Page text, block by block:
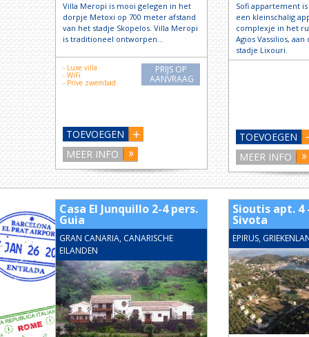
Villa Meropi is mooi gelegen in het
dorpje Metoxi op 700 meter afstand
van het stadje Skopelos. Villa Meropi
is traditioneel ontworpen…
- Luxe villa
- WiFi
- Prive zwembad
PRIJS OP
AANVRAAG
TOEVOEGEN
MEER INFO
Sofi appartement
een kleinschalig
complexje in het
Agios Vassilios,
stadje Lixouri.
TOEVOEGEN
MEER INFO
Casa El Junquillo 2-4 pers.
Guia
GRAN CANARIA, CANARISCHE
EILANDEN
Sioutis apt. 4
Sivota
EPIRUS,